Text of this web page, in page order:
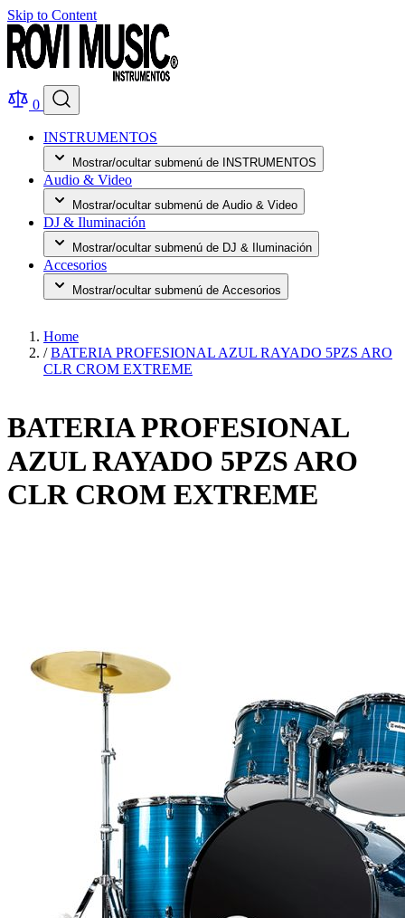
Skip to Content
0
INSTRUMENTOS
Mostrar/ocultar submenú de INSTRUMENTOS
Audio & Video
Mostrar/ocultar submenú de Audio & Video
DJ & Iluminación
Mostrar/ocultar submenú de DJ & Iluminación
Accesorios
Mostrar/ocultar submenú de Accesorios
Home
/ BATERIA PROFESIONAL AZUL RAYADO 5PZS ARO
CLR CROM EXTREME
BATERIA PROFESIONAL
AZUL RAYADO 5PZS ARO
CLR CROM EXTREME